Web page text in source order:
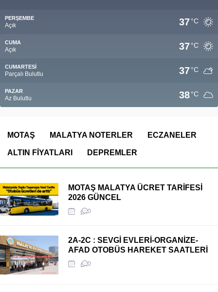
PERŞEMBE
Açık 37°C
CUMA
Açık 37°C
CUMARTESI
Parçalı Bulutlu 37°C
PAZAR
Az Bulutlu 38°C
MOTAŞ MALATYA NOTERLER ECZANELER
ALTIN FİYATLARI DEPREMLER
MOTAŞ MALATYA ÜCRET TARİFESİ
2026 GÜNCEL
0
2A-2C : SEVGİ EVLERİ-ORGANİZE-
AFAD OTOBÜS HAREKET SAATLERİ
0